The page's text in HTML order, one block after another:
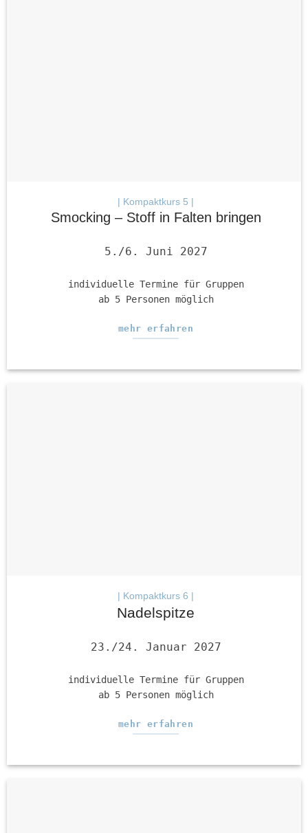
| Kompaktkurs 5 |
Smocking – Stoff in Falten bringen
5./6. Juni 2027
individuelle Termine für Gruppen
ab 5 Personen möglich
mehr erfahren
| Kompaktkurs 6 |
Nadelspitze
23./24. Januar 2027
individuelle Termine für Gruppen
ab 5 Personen möglich
mehr erfahren